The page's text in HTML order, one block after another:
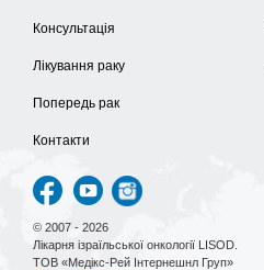
Консультація
Лікування раку
Попередь рак
Контакти
© 2007 - 2026
Лікарня ізраїльської онкології LISOD.
ТОВ «Медікс-Рей Інтернешнл Груп»